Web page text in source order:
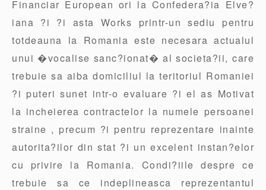
Financiar European ori la Confedera?ia Elve?
iana ?i ?i asta Works printr-un sediu pentru
totdeauna la Romania este necesara actualul
unui �vocalise sanc?ionat� al societa?ii, care
trebuie sa aiba domiciliul la teritoriul Romaniei
?i puteri sunet intr-o evaluare ?i el as Motivat
la incheierea contractelor la numele persoanei
straine , precum ?i pentru reprezentare inainte
autorita?ilor din stat ?i un excelent instan?elor
cu privire la Romania. Condi?iile despre ce
trebuie sa ce indeplineasca reprezentantul